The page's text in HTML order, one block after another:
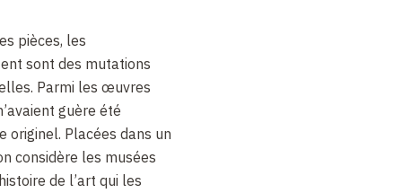
pièces, les
sont des mutations
Parmi les œuvres
guère été
originel. Placées dans un
considère les musées
de l’art qui les